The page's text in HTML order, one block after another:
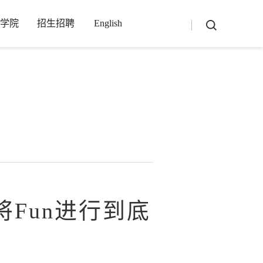
utf8-php/main.phpon line
院 招生招聘 English
Fun进行到底